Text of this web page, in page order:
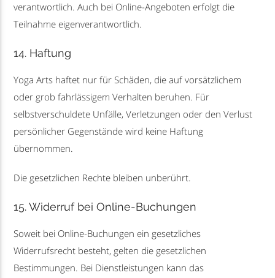
verantwortlich. Auch bei Online-Angeboten erfolgt die
Teilnahme eigenverantwortlich.
14. Haftung
Yoga Arts haftet nur für Schäden, die auf vorsätzlichem
oder grob fahrlässigem Verhalten beruhen. Für
selbstverschuldete Unfälle, Verletzungen oder den Verlust
persönlicher Gegenstände wird keine Haftung
übernommen.
Die gesetzlichen Rechte bleiben unberührt.
15. Widerruf bei Online-Buchungen
Soweit bei Online-Buchungen ein gesetzliches
Widerrufsrecht besteht, gelten die gesetzlichen
Bestimmungen. Bei Dienstleistungen kann das